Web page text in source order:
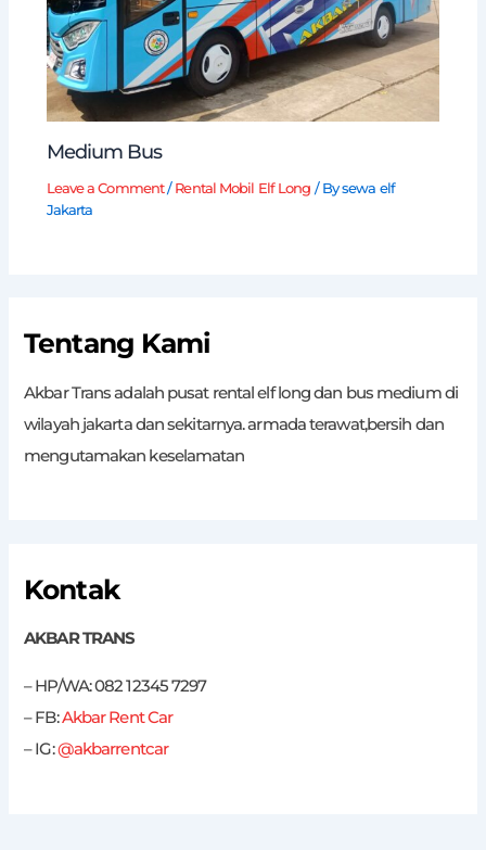
Medium Bus
Leave a Comment / Rental Mobil Elf Long / Bysewa elf
Jakarta
Tentang Kami
Akbar Trans adalah pusat rental elf long dan bus medium di
wilayah jakarta dan sekitarnya. armada terawat,bersih dan
mengutamakan keselamatan
Kontak
AKBAR TRANS
– HP/WA: 082 12345 7297
– FB:Akbar Rent Car
– IG:@akbarrentcar